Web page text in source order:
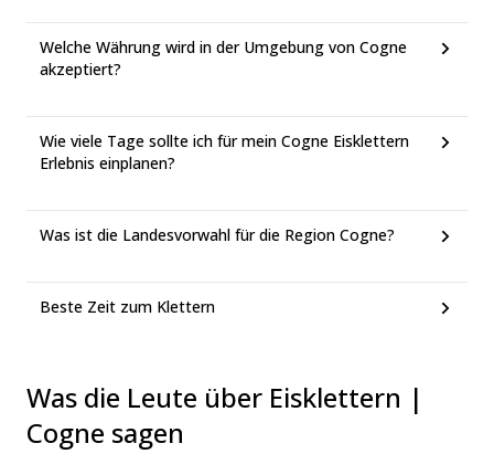
Welche Währung wird in der Umgebung von Cogne
akzeptiert?
Wie viele Tage sollte ich für mein Cogne Eisklettern
Erlebnis einplanen?
Was ist die Landesvorwahl für die Region Cogne?
Beste Zeit zum Klettern
Was die Leute über Eisklettern |
Cogne sagen